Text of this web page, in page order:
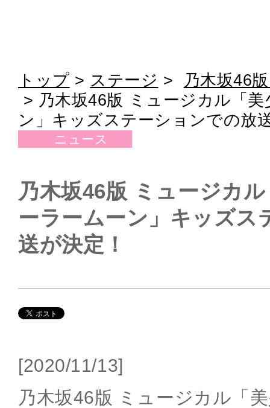
トップ > ステージ >
乃木坂46
> 乃木坂46版 ミュージカル「
ン」キッズステーションでの放
ニュース
乃木坂46版 ミュージカ
ーラームーン」キッズス
送が決定！
[2020/11/13]
乃木坂46版 ミュージカル「